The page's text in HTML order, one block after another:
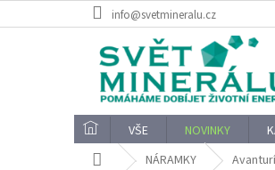
na
info@svetmineralu.cz
VŠE NOVINKY
Domů NÁRAMKY